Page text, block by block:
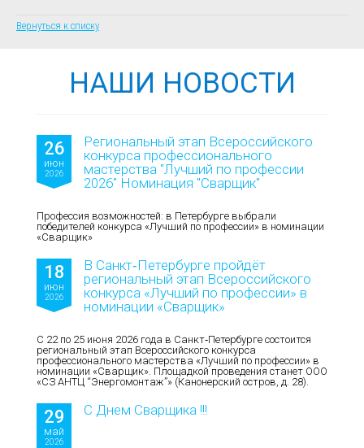
Вернуться к списку
НАШИ НОВОСТИ
26
июн
2026
Региональный этап Всероссийского
конкурса профессионального
мастерства "Лучший по профессии
2026" Номинация "Сварщик"
Профессия возможностей: в Петербурге выбрали
победителей конкурса «Лучший по профессии» в номинации
«Сварщик»
18
июн
2026
В Санкт‑Петербурге пройдёт
региональный этап Всероссийского
конкурса «Лучший по профессии» в
номинации «Сварщик»
С 22 по 25 июня 2026 года в Санкт‑Петербурге состоится
региональный этап Всероссийского конкурса
профессионального мастерства «Лучший по профессии» в
номинации «Сварщик». Площадкой проведения станет ООО
«СЗ АНТЦ “Энергомонтаж”» (Канонерский остров, д. 28).
29
май
2026
С Днем Сварщика !!!